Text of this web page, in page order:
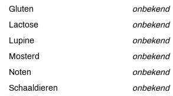
Gluten
onbekend
Lactose
onbekend
Lupine
onbekend
Mosterd
onbekend
Noten
onbekend
Schaaldieren
onbekend